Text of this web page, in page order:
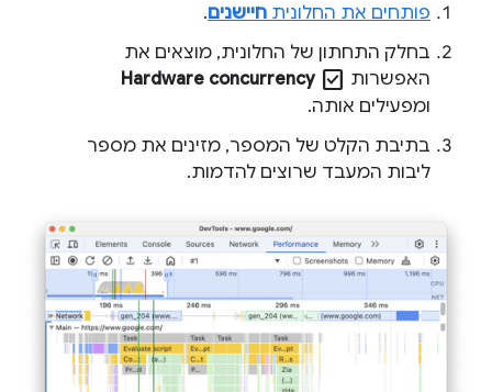
פותחים את החלונית חיישנים.
בחלק התחתון של החלונית, מוצאים את
האפשרות check_box
Hardware concurrency
ומפעילים אותה.
בתיבת הקלט של המספר, מזינים את מספר
ליבות המעבד שרוצים להדמות.